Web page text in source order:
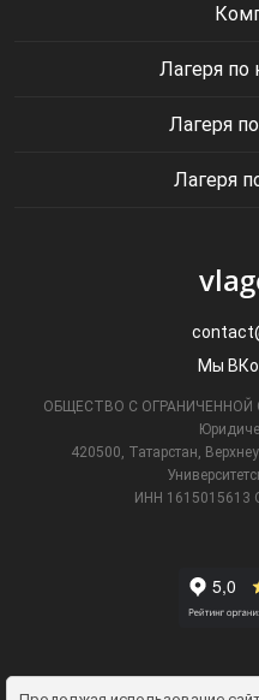
Лагеря по
Лагеря
Лагеря
Мы
ОБЩЕСТВО С ОГРАНИЧЕННОЙ
420500, Татарстан,
ИНН 1615015613